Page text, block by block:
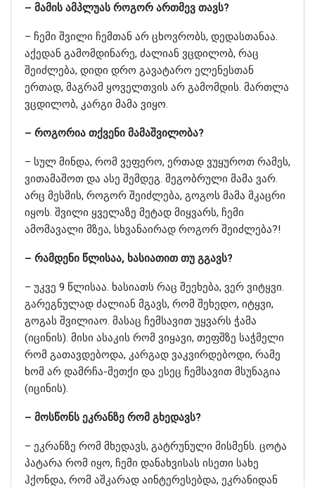
– მამის ამპლუას როგორ ართმევ თავს?
– ჩემი შვილი ჩემთან არ ცხოვრობს, დედასთანაა.
აქედან გამომდინარე, ძალიან ვცდილობ, რაც
შეიძლება, დიდი დრო გავატარო ელენესთან
ერთად, მაგრამ ყოველთვის არ გამომდის. მართლა
ვცდილობ, კარგი მამა ვიყო.
– როგორია თქვენი მამაშვილობა?
– სულ მინდა, რომ ვეფერო, ერთად ვუყუროთ რამეს,
ვითამაშოთ და ასე შემდეგ. მეგობრული მამა ვარ.
არც მესმის, როგორ შეიძლება, გოგოს მამა მკაცრი
იყოს. შვილი ყველაზე მეტად მიყვარს, ჩემი
ამომავალი მზეა, სხვანაირად როგორ შეიძლება?!
– რამდენი წლისაა, ხასიათით თუ გგავს?
– უკვე 9 წლისაა. ხასიათს რაც შეეხება, ვერ ვიტყვი.
გარეგნულად ძალიან მგავს, რომ შეხედო, იტყვი,
გოგას შვილიაო. მასაც ჩემსავით უყვარს ჭამა
(იცინის). მისი ასაკის რომ ვიყავი, თეფშზე საჭმელი
რომ გათავდებოდა, კარგად ვაკვირდებოდი, რამე
ხომ არ დამრჩა-მეთქი და ესეც ჩემსავით მსუნაგია
(იცინის).
– მოსწონს ეკრანზე რომ გხედავს?
– ეკრანზე რომ მხედავს, გატრუნული მისმენს. ცოტა
პატარა რომ იყო, ჩემი დანახვისას ისეთი სახე
ჰქონდა, რომ აშკარად აინტერესებდა, ეკრანიდან